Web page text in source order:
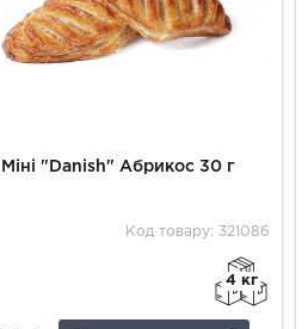
Міні "Danish" Абрикос 30 г
Код товару: 321086
4 кг